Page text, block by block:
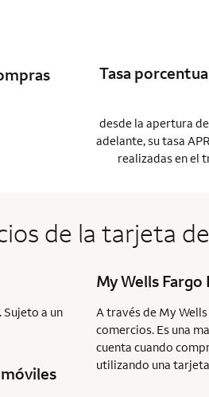
Tasa
desde la apertura
adelante, su tasa
realizadas en el
de la tarjeta
a un
My Wells Fargo
A través de My
comercios. Es una
cuenta cuando
utilizando una